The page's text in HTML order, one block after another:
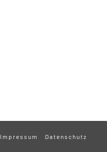
Impressum Datenschutz